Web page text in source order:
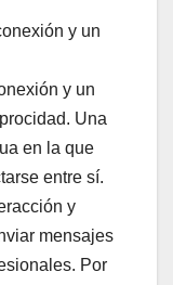
y un
y un
Una
en la que
entre sí.
y
mensajes
Por